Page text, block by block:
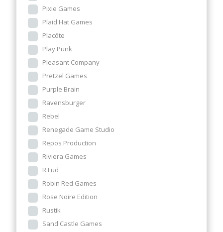
Pixie Games
Plaid Hat Games
Placôte
Play Punk
Pleasant Company
Pretzel Games
Purple Brain
Ravensburger
Rebel
Renegade Game Studio
Repos Production
Riviera Games
R Lud
Robin Red Games
Rose Noire Edition
Rustik
Sand Castle Games